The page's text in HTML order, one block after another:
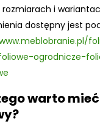
i
dostępny jest
ogrodnicze-
warto